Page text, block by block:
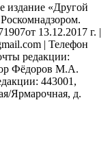
издание «Другой
13.12.2017 г. |
| Телефон
редакции:
Фёдоров М.А.
443001,
Ярмарочная, д.